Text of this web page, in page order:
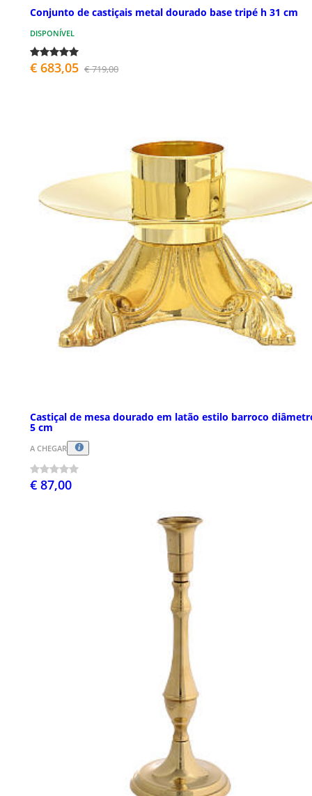
Conjunto de castiçais metal dourado base tripé h 31 cm
DISPONÍVEL
€ 683,05 € 719,00
Castiçal de mesa dourado em latão estilo barroco
5 cm
A CHEGAR
€ 87,00